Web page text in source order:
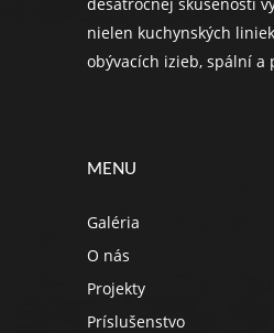
nielen kuchynských
obývacích izieb, spální a
MENU
Galéria
O nás
Projekty
Príslušenstvo